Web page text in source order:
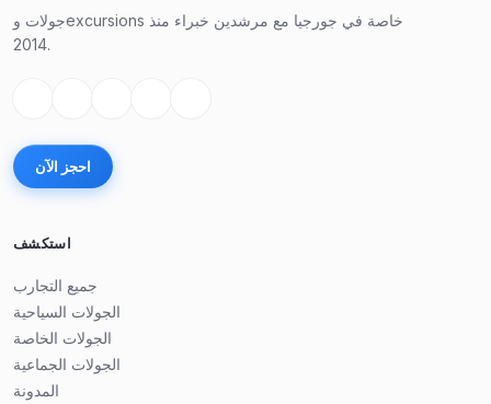
جولات وexcursions خاصة في جورجيا مع مرشدين خبراء منذ
2014.
احجز الآن
استكشف
جميع التجارب
الجولات السياحية
الجولات الخاصة
الجولات الجماعية
المدونة